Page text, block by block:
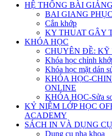
HỆ THỐNG BÀI
BAI GIANG
Cắn khớp
KY THUAT GÂY
KHÓA HỌC
CHUYÊN ĐỀ: KỸ
Khóa học chỉnh
Khóa học mặt dán
KHÓA HỌC-
ONLINE
KHÓA HỌC-Sửa
KỶ NIỆM LỚP HỌC
ACADEMY
SÁCH IN VÀ DỤNG CỤ
Dụng cụ nha khoa